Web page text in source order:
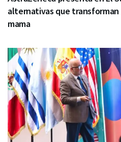
alternativas que
mama